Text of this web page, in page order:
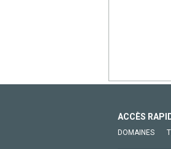
ACCÈS
DOMAINES